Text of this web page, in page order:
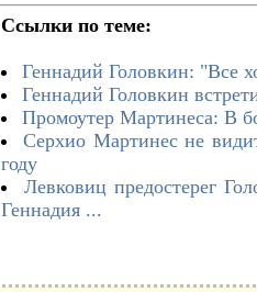
Ссылки по теме:
Геннадий Головкин: "Все
Геннадий Головкин
Промоутер Мартинеса: В
Серхио Мартинес не
году
Левковиц предостерег
Геннадия ...